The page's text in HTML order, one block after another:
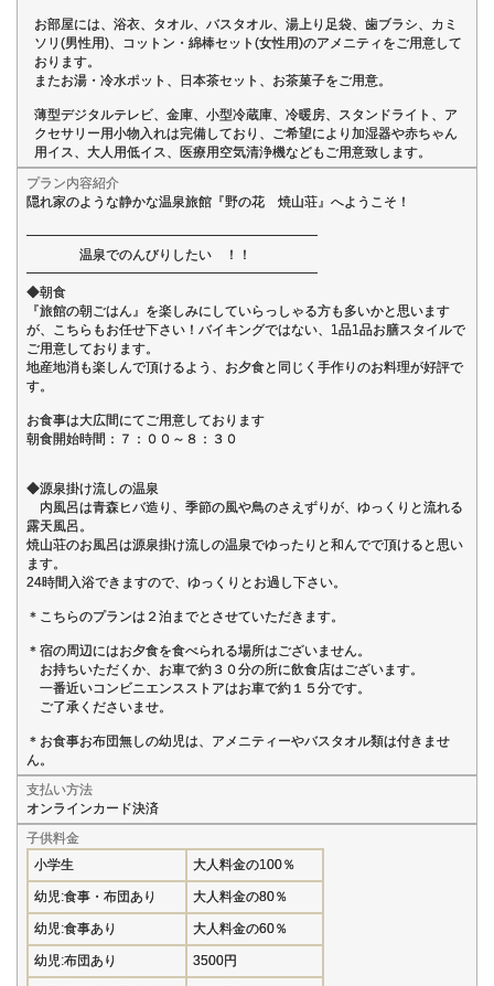
お部屋には、浴衣、タオル、バスタオル、湯上り足袋、歯ブラシ、カミ
ソリ(男性用)、コットン・綿棒セット(女性用)のアメニティをご用意して
おります。
またお湯・冷水ポット、日本茶セット、お茶菓子をご用意。
薄型デジタルテレビ、金庫、小型冷蔵庫、冷暖房、スタンドライト、ア
クセサリー用小物入れは完備しており、ご希望により加湿器や赤ちゃん
用イス、大人用低イス、医療用空気清浄機などもご用意致します。
プラン内容紹介
隠れ家のような静かな温泉旅館『野の花 焼山荘』へようこそ！
━━━━━━━━━━━━━━━━━━━━━━
温泉でのんびりしたい ！！
━━━━━━━━━━━━━━━━━━━━━━
◆朝食
『旅館の朝ごはん』を楽しみにしていらっしゃる方も多いかと思います
が、こちらもお任せ下さい！バイキングではない、1品1品お膳スタイルで
ご用意しております。
地産地消も楽しんで頂けるよう、お夕食と同じく手作りのお料理が好評で
す。
お食事は大広間にてご用意しております
朝食開始時間：７：００～８：３０
◆源泉掛け流しの温泉
内風呂は青森ヒバ造り、季節の風や鳥のさえずりが、ゆっくりと流れる
露天風呂。
焼山荘のお風呂は源泉掛け流しの温泉でゆったりと和んでで頂けると思い
ます。
24時間入浴できますので、ゆっくりとお過し下さい。
＊こちらのプランは２泊までとさせていただきます。
＊宿の周辺にはお夕食を食べられる場所はございません。
お持ちいただくか、お車で約３０分の所に飲食店はございます。
一番近いコンビニエンスストアはお車で約１５分です。
ご了承くださいませ。
＊お食事お布団無しの幼児は、アメニティーやバスタオル類は付きませ
ん。
支払い方法
オンラインカード決済
子供料金
小学生
大人料金の100％
幼児:食事・布団あり 大人料金の80％
幼児:食事あり 大人料金の60％
幼児:布団あり 3500円